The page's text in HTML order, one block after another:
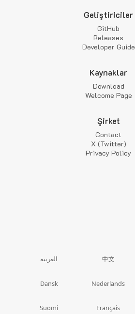
Geliştiriciler
GitHub
Releases
Developer Guide
Kaynaklar
Download
Welcome Page
Şirket
Contact
X (Twitter)
Privacy Policy
العربية 中文
Dansk Nederlands
Suomi Français